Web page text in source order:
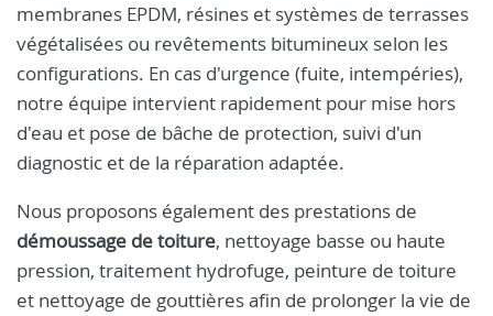
membranes EPDM, résines et systèmes de terrasses
végétalisées ou revêtements bitumineux selon les
configurations. En cas d'urgence (fuite, intempéries),
notre équipe intervient rapidement pour mise hors
d'eau et pose de bâche de protection, suivi d'un
diagnostic et de la réparation adaptée.
Nous proposons également des prestations de
démoussage de toiture, nettoyage basse ou haute
pression, traitement hydrofuge, peinture de toiture
et nettoyage de gouttières afin de prolonger la vie de